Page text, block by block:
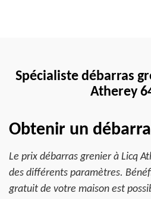
Spécialiste débarras
Atherey
Obtenir un
Le prix débarras grenier à Licq
des différents paramètres.
gratuit de votre maison est